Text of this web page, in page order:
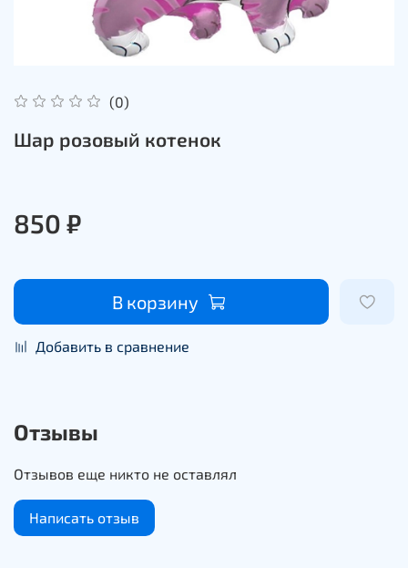
(0)
Шар розовый котенок
850 ₽
В корзину
Добавить в сравнение
Отзывы
Отзывов еще никто не оставлял
Написать отзыв